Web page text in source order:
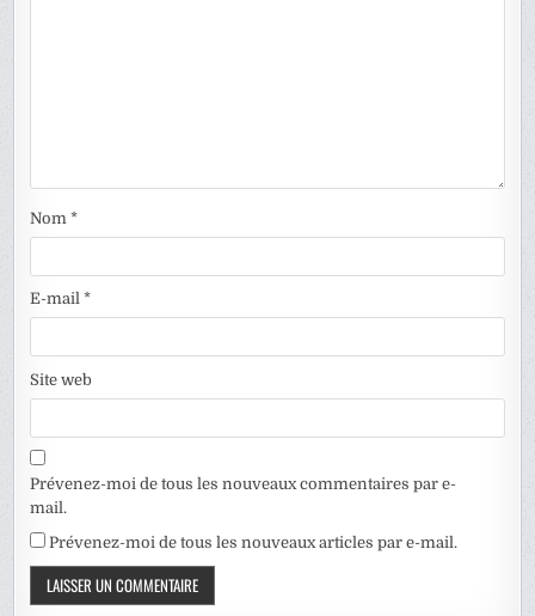
Nom*
E-mail*
Site web
Prévenez-moi de tous les nouveaux commentaires par e-
mail.
Prévenez-moi de tous les nouveaux articles par e-mail.